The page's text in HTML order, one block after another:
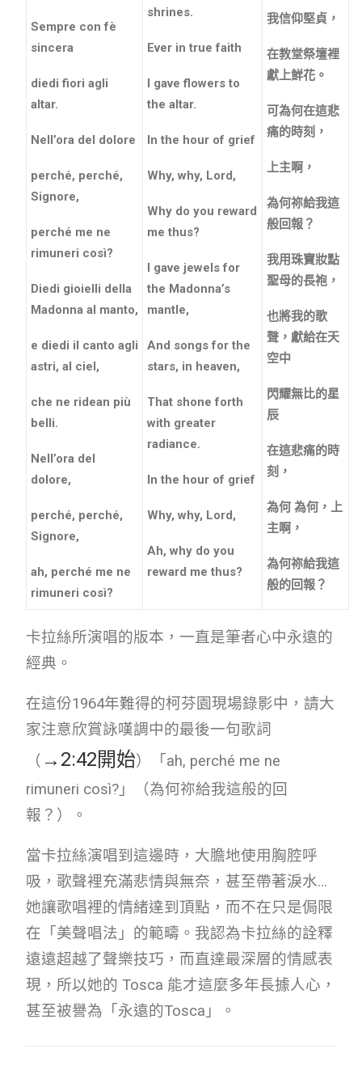
Sempre con fè
sincera
diedi fiori agli
altar.
Nell’ora del dolore
perché, perché,
Signore,
perché me ne
rimuneri così?
Diedi gioielli della
Madonna al manto,
e diedi il canto agli
astri, al ciel,
che ne ridean più
belli.
Nell’ora del
dolore,
perché, perché,
Signore,
ah, perché me ne
rimuneri così?
shrines.
Ever in true faith
I gave flowers to
the altar.
In the hour of grief
Why, why, Lord,
Why do you reward
me thus?
I gave jewels for
the Madonna’s
mantle,
And songs for the
stars, in heaven,
That shone forth
with greater
radiance.
In the hour of grief
Why, why, Lord,
Ah, why do you
reward me thus?
我信仰堅貞，
在教堂祭壇裡
獻上鮮花。
可為何在這悲
痛的時刻，
上主啊，
為何祢給我這
般回報？
我用珠寶妝點
聖母的長袍，
也將我的歌
聲，獻給在天
空中
閃耀無比的星
辰
在這悲痛的時
刻，
為何 為何，上
主啊，
為何祢給我這
般的回報？
卡拉絲所演唱的版本，一直是筆者心中永遠的
經典。
在這份1964年難得的柯芬園現場錄影中，請大
家注意欣賞詠嘆調中的最後一句歌詞
（ → 2:42開始）「ah, perché me ne
rimuneri così?」（為何祢給我這般的回
報？）。
當卡拉絲演唱到這邊時，大膽地使用胸腔呼
吸，歌聲裡充滿悲情與無奈，甚至帶著淚水…
她讓歌唱裡的情緒達到頂點，而不在只是侷限
在「美聲唱法」的範疇。我認為卡拉絲的詮釋
遠遠超越了聲樂技巧，而直達最深層的情感表
現，所以她的 Tosca 能才這麼多年長據人心，
甚至被譽為「永遠的Tosca」。